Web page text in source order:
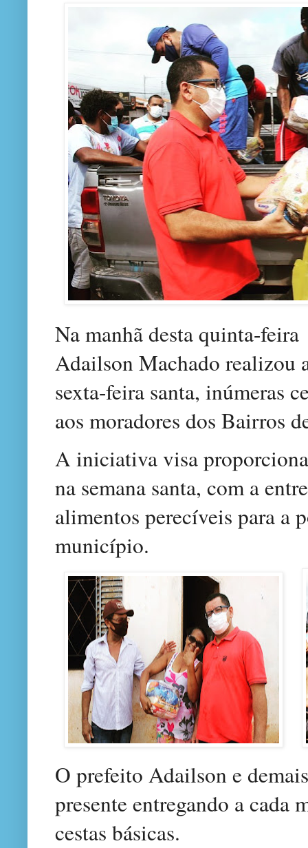
Na manhã desta quinta-feira
Adailson Machado realizou
sexta-feira santa, inúmeras
aos moradores dos Bairros
A iniciativa visa
na semana santa, com a
alimentos perecíveis para a
município.
O prefeito Adailson e
presente entregando a cada
cestas básicas.